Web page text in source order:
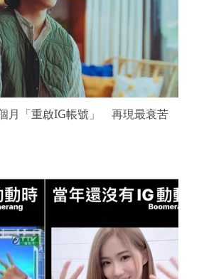
月「重啟IG帳號」 再現最衰苦